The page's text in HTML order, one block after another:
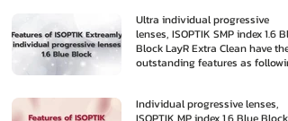
Ultra individual progressive
lenses, ISOPTIK SMP index 1.6
Block LayR Extra Clean have the
outstanding features as
Individual progressive lenses,